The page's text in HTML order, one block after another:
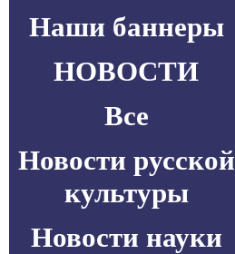
Наши баннеры
НОВОСТИ
Все
Новости русской
культуры
Новости науки